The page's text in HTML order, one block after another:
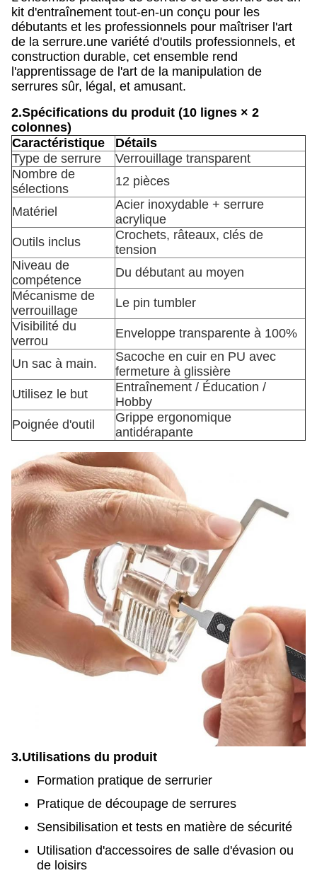
kit d'entraînement tout-en-un conçu pour les
débutants et les professionnels pour maîtriser l'art
de la serrure.une variété d'outils professionnels, et
construction durable, cet ensemble rend
l'apprentissage de l'art de la manipulation de
serrures sûr, légal, et amusant.
2.Spécifications du produit (10 lignes × 2
colonnes)
Caractéristique
Détails
Type de serrure
Verrouillage transparent
Nombre de
sélections
12 pièces
Matériel
Acier inoxydable + serrure
acrylique
Outils inclus
Crochets, râteaux, clés de
tension
Niveau de
compétence
Du débutant au moyen
Mécanisme de
verrouillage
Le pin tumbler
Visibilité du
verrou
Enveloppe transparente à 100%
Un sac à main.
Sacoche en cuir en PU avec
fermeture à glissière
Utilisez le but
Entraînement / Éducation /
Hobby
Poignée d'outil
Grippe ergonomique
antidérapante
3.Utilisations du produit
Formation pratique de serrurier
Pratique de découpage de serrures
Sensibilisation et tests en matière de sécurité
Utilisation d'accessoires de salle d'évasion ou
de loisirs